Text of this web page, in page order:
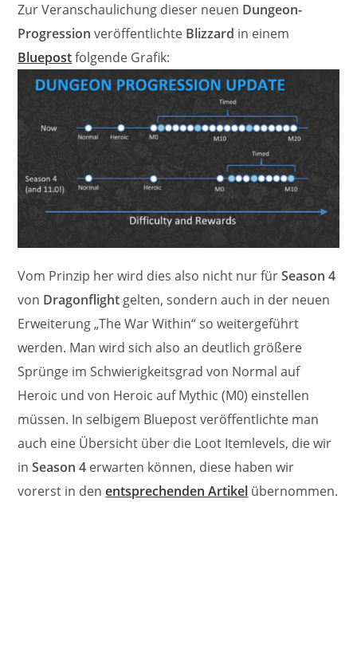
Zur Veranschaulichung dieser neuen Dungeon-
Progression veröffentlichte Blizzard in einem
Bluepostfolgende Grafik:
Vom Prinzip her wird dies also nicht nur fürSeason 4
von Dragonflight gelten, sondern auch in der neuen
Erweiterung „The War Within“ so weitergeführt
werden. Man wird sich also an deutlich größere
Sprünge im Schwierigkeitsgrad von Normal auf
Heroic und von Heroic auf Mythic (M0) einstellen
müssen. In selbigem Bluepost veröffentlichte man
auch eine Übersicht über die Loot Itemlevels, die wir
inSeason 4 erwarten können, diese haben wir
vorerst in denentsprechenden Artikel übernommen.